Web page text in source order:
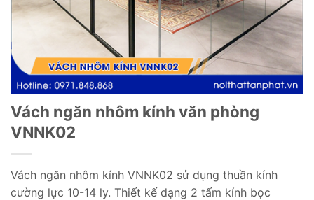
Vách ngăn nhôm kính văn phòng
VNNK02
Vách ngăn nhôm kính VNNK02 sử dụng thuần kính
cường lực 10-14 ly. Thiết kế dạng 2 tấm kính bọc